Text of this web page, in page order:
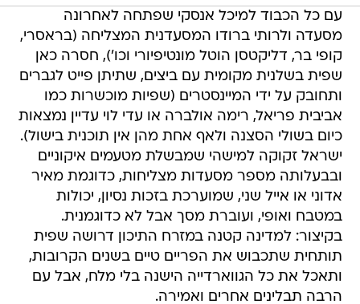
עם כל הכבוד למיכל אנסקי שפתחה לאחרונה
מסעדה ולרותי ברודו המסעדנית המצליחה (בראסרי,
קופי בר, דליקטסן הוטל מונטיפיורי וכו'), חסרה כאן
שפית בשלנית מקומית עם ביצים, שתיתן פייט לגברים
ותחובק על ידי המיינסטרים (שפיות מוכשרות כמו
אביבית פריאל, רימה אולברה או עדי לוי עדיין נמצאות
כיום בשולי הסצנה ולאף אחת מהן אין תוכנית בישול).
ישראל זקוקה למישהי שמבשלת מטעמים איקוניים
ובבעלותה מספר מסעדות מצליחות, כדוגמת מאיר
אדוני או אייל שני, שמוערכת בזכות נסיון, יכולות
במטבח ואופי, ועוברת מסך אבל לא כדוגמנית.
בקיצור: למדינה קטנה במזרח התיכון דרושה שפית
תותחית שתכבוש את הפריים טיים בשנים הקרובות,
ותאכל את כל הגווארדייה הישנה בלי מלח, אבל עם
הרבה תבלינים אחרים ואמירה.